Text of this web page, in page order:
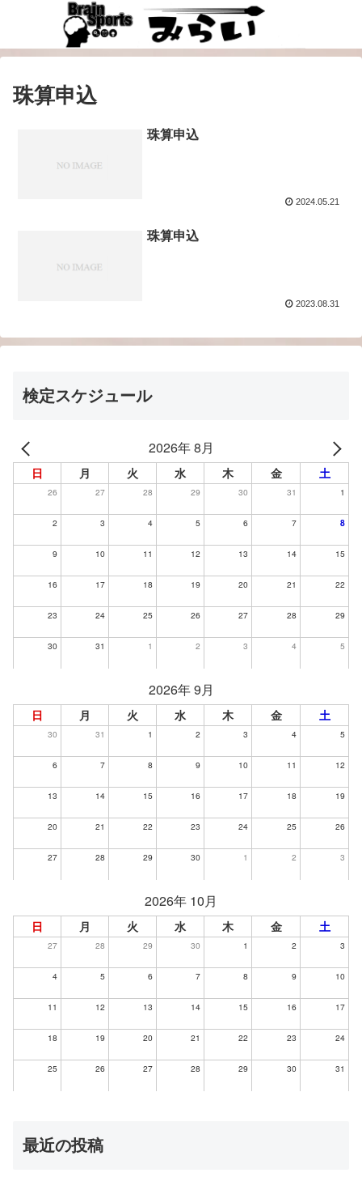
珠算申込
珠算申込
2024.05.21
珠算申込
2023.08.31
検定スケジュール
2026年 8月
日 月 火 水 木 金 土
26 27 28 29 30 31 1
2 3 4 5 6 7 8
9 10 11 12 13 14 15
16 17 18 19 20 21 22
23 24 25 26 27 28 29
30 31 1 2 3 4 5
2026年 9月
日 月 火 水 木 金 土
30 31 1 2 3 4 5
6 7 8 9 10 11 12
13 14 15 16 17 18 19
20 21 22 23 24 25 26
27 28 29 30 1 2 3
2026年 10月
日 月 火 水 木 金 土
27 28 29 30 1 2 3
4 5 6 7 8 9 10
11 12 13 14 15 16 17
18 19 20 21 22 23 24
25 26 27 28 29 30 31
最近の投稿